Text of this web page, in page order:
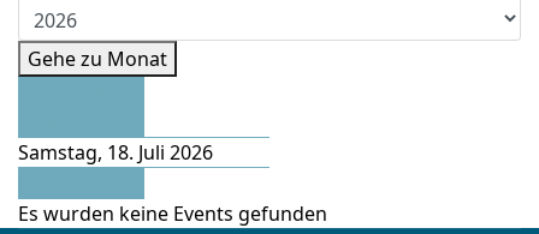
Gehe zu Monat
Samstag, 18. Juli 2026
Es wurden keine Events gefunden